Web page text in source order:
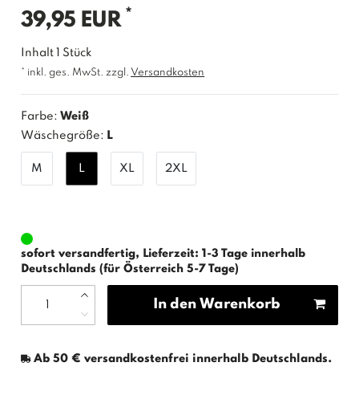
39,95 EUR *
Inhalt1Stück
* inkl. ges. MwSt. zzgl. Versandkosten
Farbe:Weiß
Wäschegröße: L
M L XL 2XL
sofort versandfertig, Lieferzeit: 1-3 Tage innerhalb
Deutschlands (für Österreich 5-7 Tage)
In den Warenkorb
Ab 50 € versandkostenfrei innerhalb Deutschlands.